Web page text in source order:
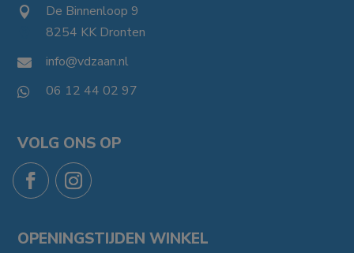
 De Binnenloop 9
8254 KK Dronten
 info@vdzaan.nl
 06 12 44 02 97
VOLG ONS OP
OPENINGSTIJDEN WINKEL